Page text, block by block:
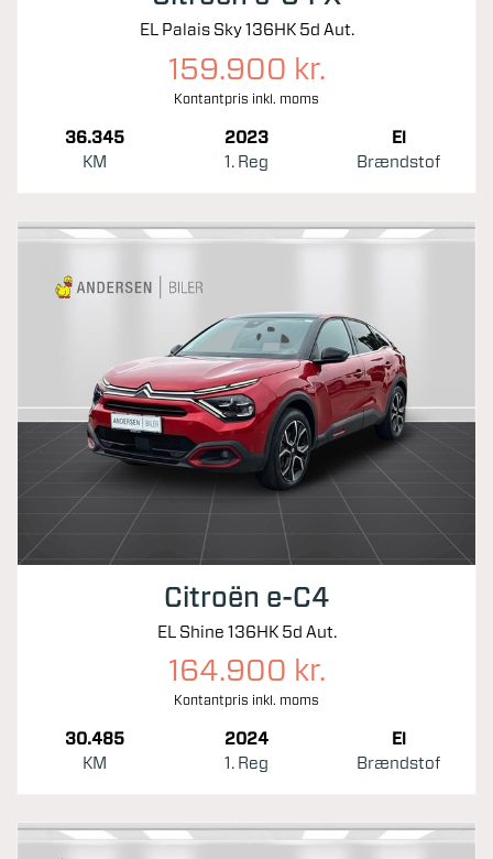
EL Palais Sky 136HK 5d Aut.
159.900 kr.
Kontantpris inkl. moms
36.345
KM
2023
1. Reg
El
Brændstof
Citroën e-C4
EL Shine 136HK 5d Aut.
164.900 kr.
Kontantpris inkl. moms
30.485
KM
2024
1. Reg
El
Brændstof